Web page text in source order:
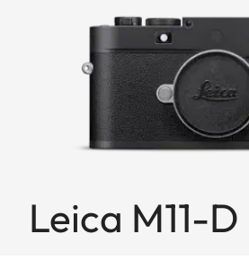
Leica M11-D